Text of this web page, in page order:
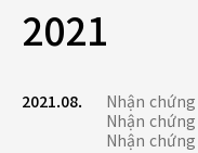
2021
2021.08.
Nhận chứng
Nhận chứng
Nhận chứng